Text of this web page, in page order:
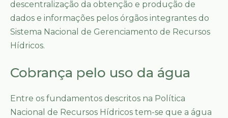
descentralização da obtenção e produção de
dados e informações pelos órgãos integrantes do
Sistema Nacional de Gerenciamento de Recursos
Hídricos.
Cobrança pelo uso da água
Entre os fundamentos descritos na Política
Nacional de Recursos Hídricos tem-se que a água